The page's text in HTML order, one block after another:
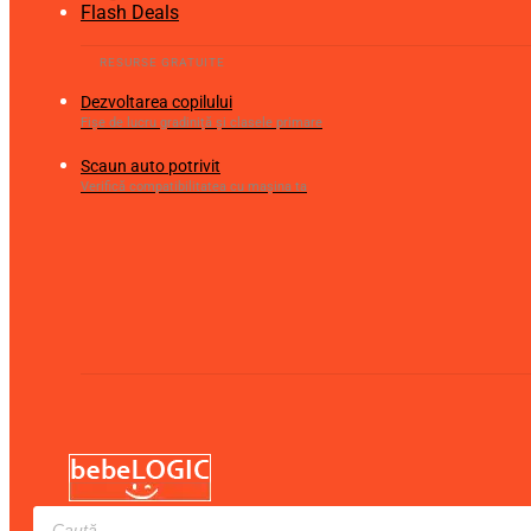
Flash Deals
Dezvoltarea copilului
Fișe de lucru gradiniță și clasele primare
Scaun auto potrivit
Verifică compatibilitatea cu mașina ta
Products